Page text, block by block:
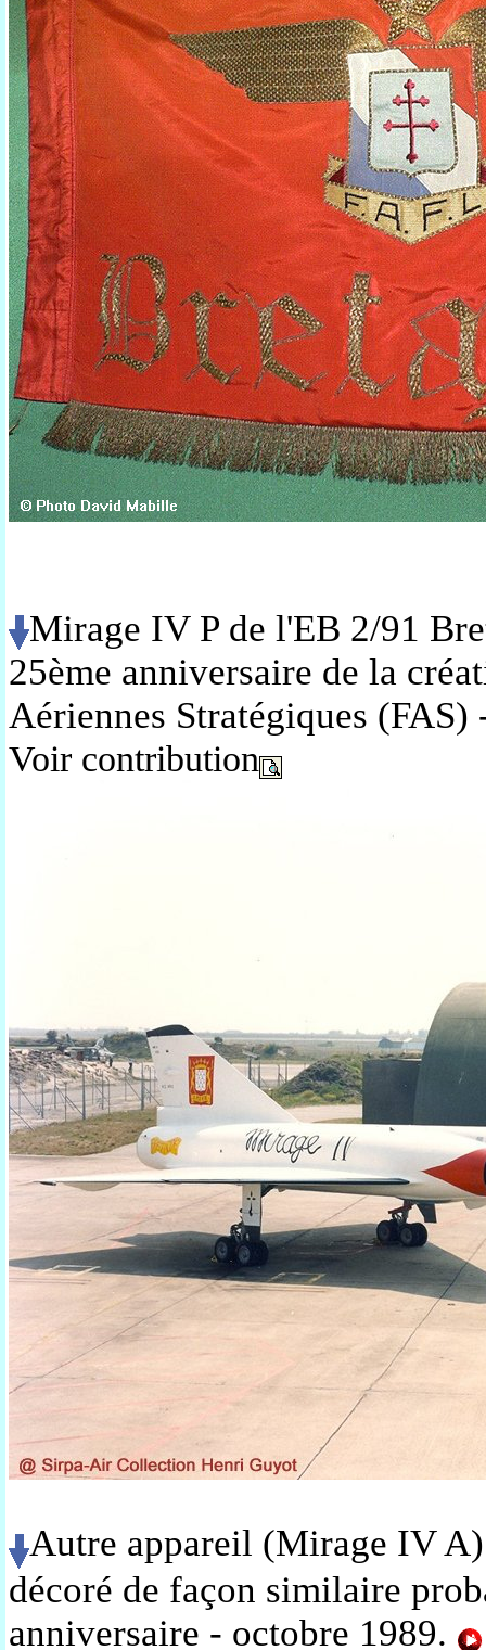
Mirage IV P de l'EB 2/91
25ème anniversaire de la
Aériennes Stratégiques (FAS)
Voir contribution
Autre appareil (Mirage IV
décoré de façon similaire
anniversaire - octobre 1989.